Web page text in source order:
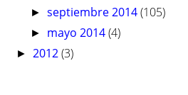
► septiembre 2014(105)
► mayo 2014(4)
► 2012(3)